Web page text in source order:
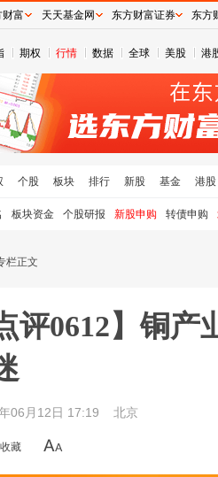
期权 行情 数据 全球 美股 港
个股 板块 排行 新股 基金 港股
板块资金 个股研报 新股申购 转债申购
栏正文
评0612】铜
06月12日 17:19 北京
收藏
财富 天天基金网 东方财富证券 东方